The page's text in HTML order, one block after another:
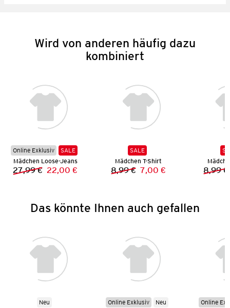
Wird von anderen häufig dazu
kombiniert
Online Exklusiv
SALE
Mädchen Loose-Jeans
Vorheriger Preis:
27,99 € Neuer Preis:
22,00 €
SALE
Mädchen T-Shirt
Vorheriger Preis:
8,99 € Neuer Preis:
7,00 € 8,99 €
Das könnte Ihnen auch gefallen
Neu
Online Exklusiv
Neu
Online